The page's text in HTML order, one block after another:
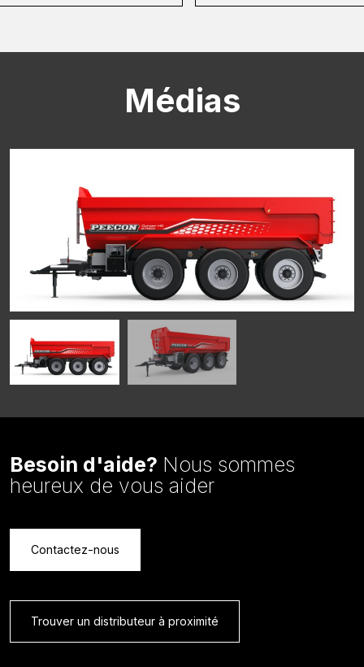
Médias
Besoin d'aide? Nous sommes
heureux de vous aider
Contactez-nous
Trouver un distributeur à proximité